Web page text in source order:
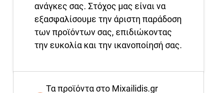
ανάγκες σας. Στόχος μας είναι να
εξασφαλίσουμε την άριστη παράδοση
των προϊόντων σας, επιδιώκοντας
την ευκολία και την ικανοποίησή σας.
Τα προϊόντα στο Mixailidis.gr